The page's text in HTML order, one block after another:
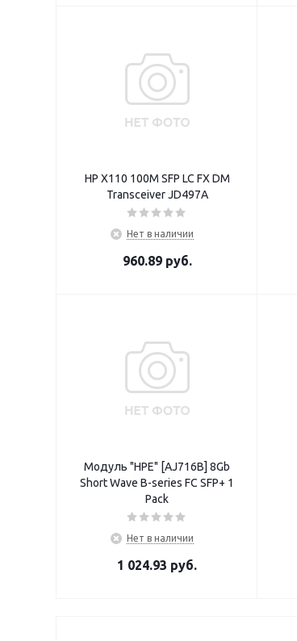
HP X110 100M SFP LC FX DM
Transceiver JD497A
Нет в наличии
960.89руб.
Модуль "HPE" [AJ716B] 8Gb
Short Wave B-series FC SFP+ 1
Pack
Нет в наличии
1 024.93 руб.